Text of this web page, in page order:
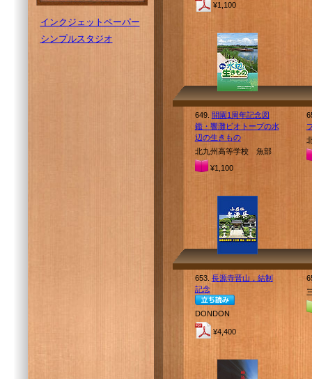
インクジェットペーパー
シンプルスタジオ
¥1,100
649. 開園1周年記念図
鑑・響灘ビオトープの水
辺の生きもの
北九州高等学校 魚部
¥1,100
653. 長源寺晋山，結制
記念
DONDON
¥4,400